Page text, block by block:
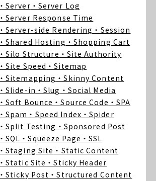
・Server ・Server Log
・Server Response Time
・Server-side Rendering ・Session
・Shared Hosting ・Shopping Cart
・Silo Structure ・Site Authority
・Site Speed ・Sitemap
・Sitemapping ・Skinny Content
・Slide-in ・Slug ・Social Media
・Soft Bounce ・Source Code ・SPA
・Spam ・Speed Index ・Spider
・Split Testing ・Sponsored Post
・SQL ・Squeeze Page ・SSL
・Staging Site ・Static Content
・Static Site ・Sticky Header
・Sticky Post ・Structured Content